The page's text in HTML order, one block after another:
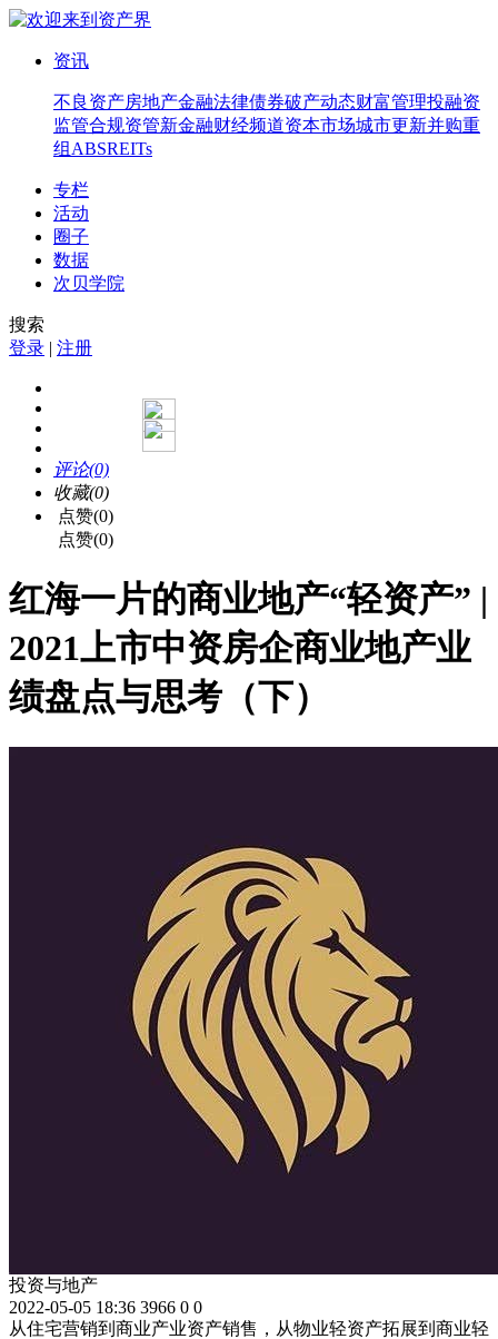
资讯
不良资产房地产金融法律债券破产动态财富管理投融资
监管合规资管新金融财经频道资本市场城市更新并购重
组 ABSREITs
专栏
活动
圈子
数据
次贝学院
搜索
登录 | 注册
评论(0)
收藏(0)
点赞(0)
点赞(0)
红海一片的商业地产“轻资产” |
2021上市中资房企商业地产业
绩盘点与思考（下）
投资与地产
2022-05-05 18:36 3966 0 0
从住宅营销到商业产业资产销售，从物业轻资产拓展到商业轻